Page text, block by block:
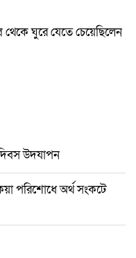
থেকে ঘুরে যেতে চেয়েছিলেন
উদযাপন
পরিশোধে অর্থ সংকটে